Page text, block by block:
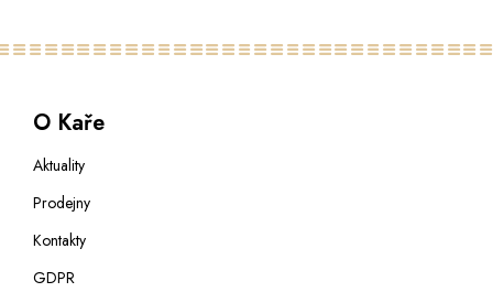
O Kaře
Aktuality
Prodejny
Kontakty
GDPR